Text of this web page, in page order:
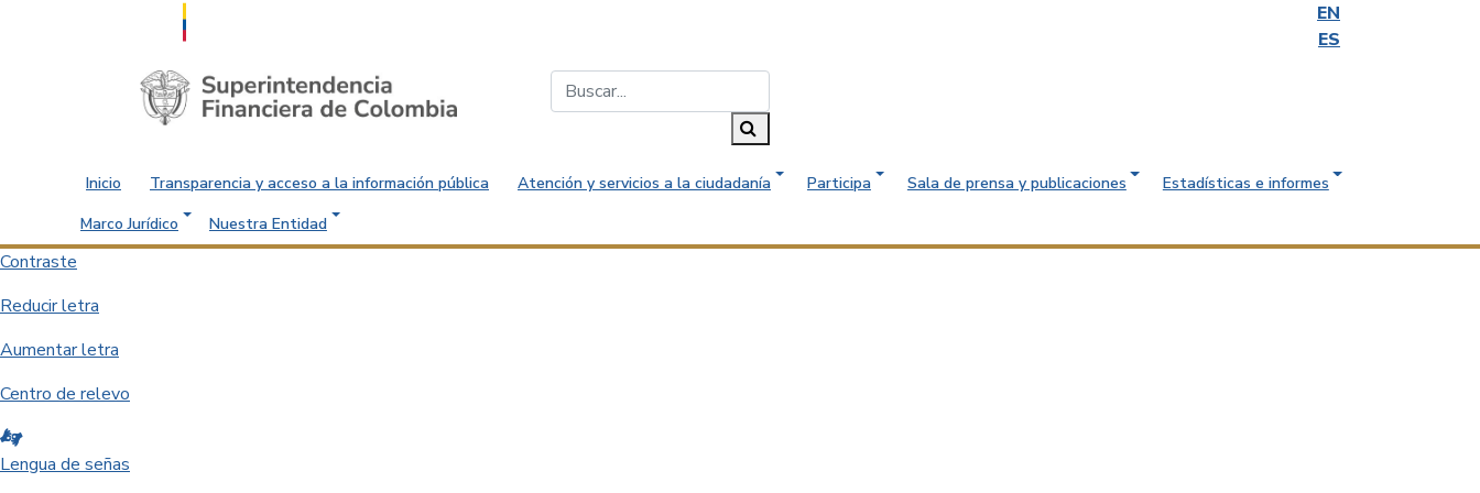
EN
ES
Saltar al contenido principal
Inicio Transparencia y acceso a la información pública Atención y servicios a la ciudadanía Participa Sala de prensa y publicaciones
Estadísticas e informes
Marco Jurídico
Nuestra Entidad
Contraste
Reducir letra
Aumentar letra
Centro de relevo
Lengua de señas